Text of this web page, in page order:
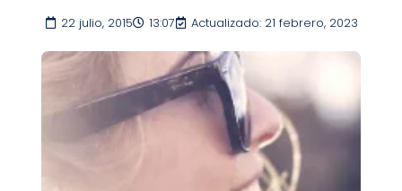
22 julio, 2015 13:07 Actualizado: 21 febrero, 2023